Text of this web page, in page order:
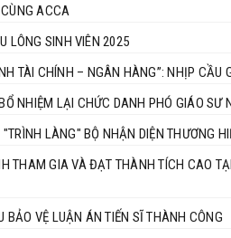
ACCA
LÔNG SINH VIÊN 2025
TÀI CHÍNH – NGÂN HÀNG”: NHỊP CẦU
NHIỆM LẠI CHỨC DANH PHÓ GIÁO SƯ
LÀNG" BỘ NHẬN DIỆN THƯƠNG
TÍCH CAO TẠI CUỘC THI KỸ NĂNG VÀ ĐỔI MỚI CÔNG
BẢO VỆ LUẬN ÁN TIẾN SĨ THÀNH CÔNG